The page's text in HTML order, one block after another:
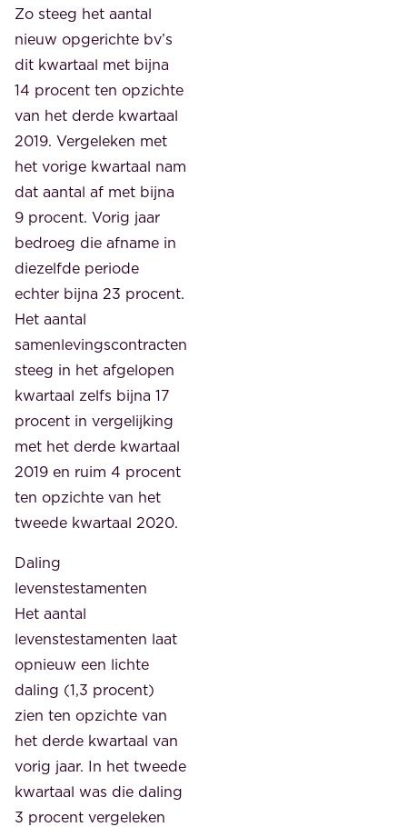
Zo steeg het aantal
nieuw opgerichte bv’s
dit kwartaal met bijna
14 procent ten opzichte
van het derde kwartaal
2019. Vergeleken met
het vorige kwartaal nam
dat aantal af met bijna
9 procent. Vorig jaar
bedroeg die afname in
diezelfde periode
echter bijna 23 procent.
Het aantal
samenlevingscontracten
steeg in het afgelopen
kwartaal zelfs bijna 17
procent in vergelijking
met het derde kwartaal
2019 en ruim 4 procent
ten opzichte van het
tweede kwartaal 2020.
Daling
levenstestamenten
Het aantal
levenstestamenten laat
opnieuw een lichte
daling (1,3 procent)
zien ten opzichte van
het derde kwartaal van
vorig jaar. In het tweede
kwartaal was die daling
3 procent vergeleken